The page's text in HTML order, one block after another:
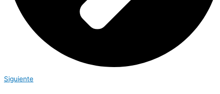
Siguiente